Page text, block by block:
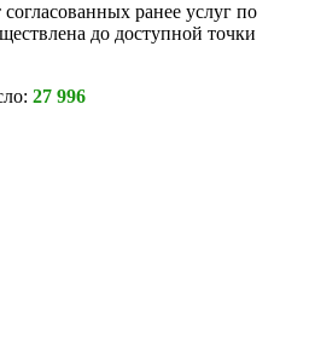
ранее услуг по
до доступной точки
27 996